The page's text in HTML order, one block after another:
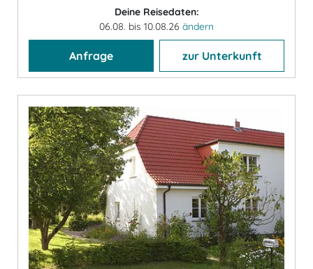
Deine Reisedaten:
06.08. bis 10.08.26 ändern
Anfrage zur Unterkunft